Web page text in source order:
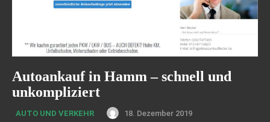
Autoankauf in Hamm – schnell und
unkompliziert
AUTO UND VERKEHR
18. Dezember 2019